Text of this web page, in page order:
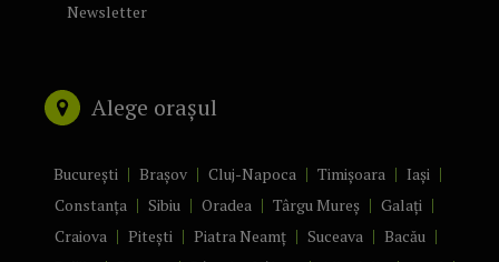
Newsletter
Alege orașul
București Brașov Cluj-Napoca Timișoara
Iași
Constanța
Sibiu Oradea Târgu Mureș
Galați
Craiova
Pitești Piatra Neamț Suceava
Bacău